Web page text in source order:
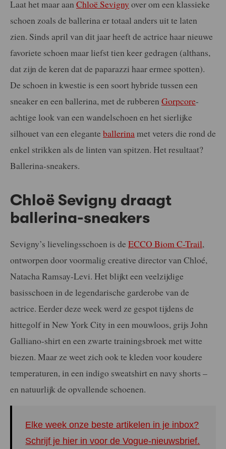
Laat het maar aan Chloë Sevigny over om een klassieke
schoen zoals de ballerina er totaal anders uit te laten
zien. Sinds april van dit jaar heeft de actrice haar nieuwe
favoriete schoen maar liefst tien keer gedragen (althans,
dat zijn de keren dat de paparazzi haar ermee spotten).
De schoen in kwestie is een soort hybride tussen een
sneaker en een ballerina, met de rubberen Gorpcore-
achtige look van een wandelschoen en het sierlijke
silhouet van een elegante ballerina met veters die rond de
enkel strikken als de linten van spitzen. Het resultaat?
Ballerina-sneakers.
Chloë Sevigny draagt
ballerina-sneakers
Sevigny’s lievelingsschoen is de ECCO Biom C-Trail,
ontworpen door voormalig creative director van Chloé,
Natacha Ramsay-Levi. Het blijkt een veelzijdige
basisschoen in de legendarische garderobe van de
actrice. Eerder deze week werd ze gespot tijdens de
hittegolf in New York City in een mouwloos, grijs John
Galliano-shirt en een zwarte trainingsbroek met witte
biezen. Maar ze weet zich ook te kleden voor koudere
temperaturen, in een indigo sweatshirt en navy shorts –
en natuurlijk de opvallende schoenen.
Elke week onze beste artikelen in je inbox?
Schrijf je hier in voor de Vogue-nieuwsbrief.